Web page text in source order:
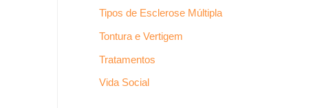
Tipos de Esclerose Múltipla
Tontura e Vertigem
Tratamentos
Vida Social